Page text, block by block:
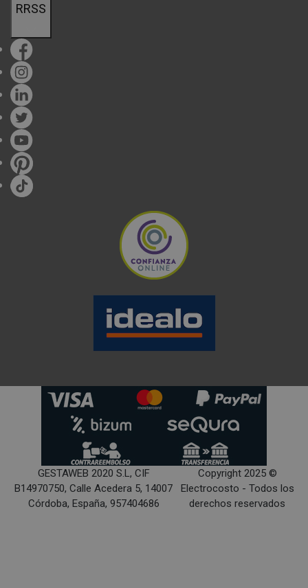
RRSS
GESTAWEB 2020 S.L, CIF
B14970750, Calle Acedera 5, 14007
Córdoba, España, 957404686
Copyright 2025 ©
Electrocosto - Todos los
derechos reservados